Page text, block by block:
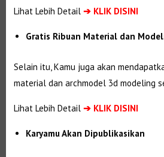
Lihat Lebih Detail➔ KLIK DISINI
Gratis Ribuan Material dan
Selain itu, Kamu juga akan
material danarchmodel 3d modeling
Lihat Lebih Detail➔ KLIK DISINI
Karyamu Akan Dipublikasikan